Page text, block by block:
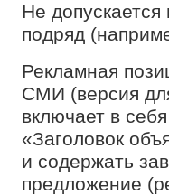
Не допускается
подряд
Рекламная
СМИ (версия
включает в
«Заголовок
и содержать
предложение